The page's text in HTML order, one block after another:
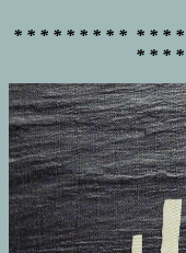
* * * * * * * * * * * *
* * *